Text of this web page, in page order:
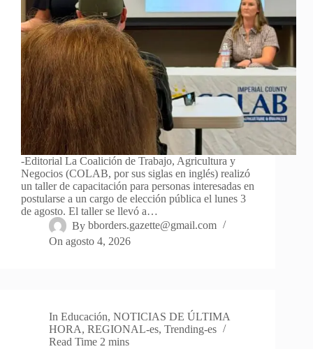
-Editorial La Coalición de Trabajo, Agricultura y
Negocios (COLAB, por sus siglas en inglés) realizó
un taller de capacitación para personas interesadas en
postularse a un cargo de elección pública el lunes 3
de agosto. El taller se llevó a…
By bborders.gazette@gmail.com
On agosto 4, 2026
In Educación,NOTICIAS DE ÚLTIMA
HORA, REGIONAL-es, Trending-es
Read Time 2 mins